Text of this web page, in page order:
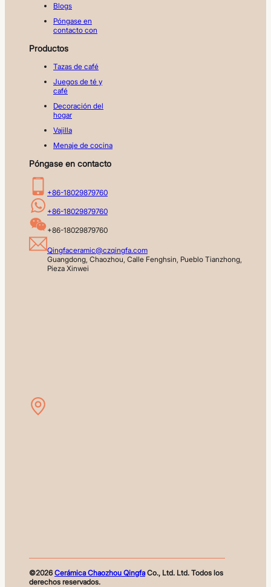
Blogs
Póngase en
contacto con
Productos
Tazas de café
Juegos de té y
café
Decoración del
hogar
Vajilla
Menaje de cocina
Póngase en contacto
+86-18029879760
+86-18029879760
+86-18029879760
Qingfaceramic@czqingfa.com
Guangdong, Chaozhou, Calle Fenghsin, Pueblo Tianzhong,
Pieza Xinwei
©2026 Cerámica Chaozhou QingfaCo., Ltd. Ltd. Todos los
derechos reservados.